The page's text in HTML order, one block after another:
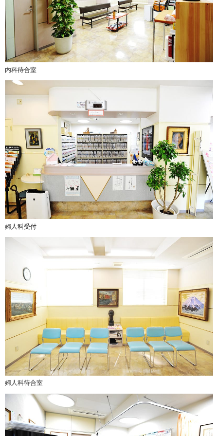
内科待合室
婦人科受付
婦人科待合室